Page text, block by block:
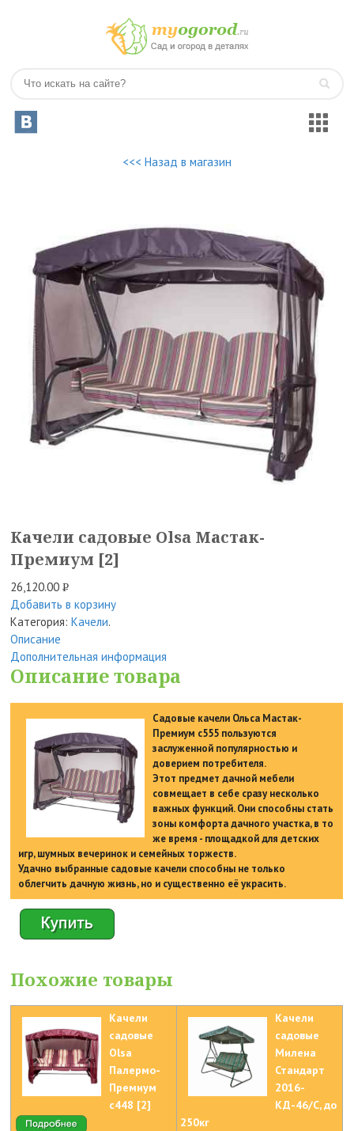
<<< Назад в магазин
Качели садовые Olsa Мастак-
Премиум [2]
26,120.00Р
УБ.
Добавить в корзину
Категория:Качели.
Описание
Дополнительная информация
Описание товара
Садовые качели Ольса Мастак-
Премиум с555 пользуются
заслуженной популярностью и
доверием потребителя.
Этот предмет дачной мебели
совмещает в себе сразу несколько
важных функций. Они способны стать
зоны комфорта дачного участка, в то
же время - площадкой для детских
игр, шумных вечеринок и семейных торжеств.
Удачно выбранные садовые качели способны не только
облегчить дачную жизнь, но и существенно её украсить.
Похожие товары
Качели
садовые
Olsa
Палермо-
Премиум
с448 [2]
Качели
садовые
Милена
Стандарт
2016-
КД-46/С, до
250кг